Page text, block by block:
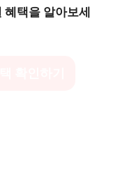
혜택을 알아보세